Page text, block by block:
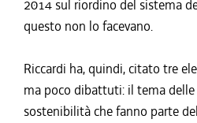
2014 sul riordino del sistema
questo non lo facevano.
Riccardi ha, quindi, citato tre
ma poco dibattuti: il tema delle
sostenibilità che fanno parte